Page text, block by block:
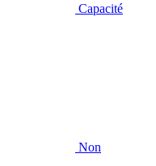
Capacité
Non